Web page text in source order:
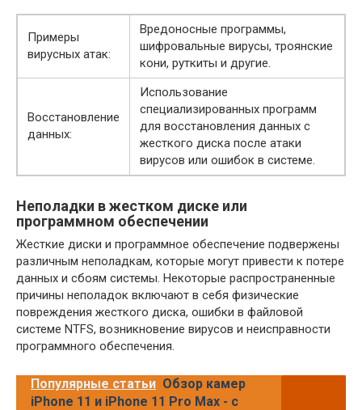
Примеры
вирусных атак:
Вредоносные программы,
шифровальные вирусы, троянские
кони, руткиты и другие.
Восстановление
данных:
Использование
специализированных программ
для восстановления данных с
жесткого диска после атаки
вирусов или ошибок в системе.
Неполадки в жестком диске или
программном обеспечении
Жесткие диски и программное обеспечение подвержены
различным неполадкам, которые могут привести к потере
данных и сбоям системы. Некоторые распространенные
причины неполадок включают в себя физические
повреждения жесткого диска, ошибки в файловой
системе NTFS, возникновение вирусов и неисправности
программного обеспечения.
Популярные статьи Обзор камер
iPhone 11 и iPhone 11 Pro Max - с